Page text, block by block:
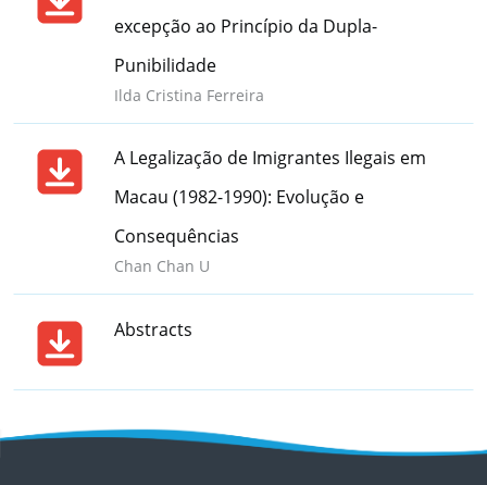
excepção ao Princípio da Dupla-
Punibilidade
Ilda Cristina Ferreira
A Legalização de Imigrantes Ilegais em
Macau (1982-1990): Evolução e
Consequências
Chan Chan U
Abstracts